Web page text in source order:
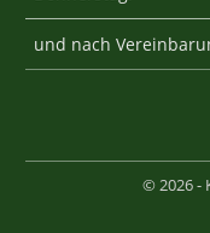
und nach
©2026-